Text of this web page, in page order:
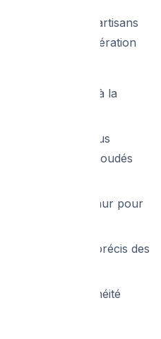
par nos artisans
est une opération
locales (ou à la
robinet (nous
les écrous sont soudés
casser).
de l'évier ou du mur pour
raccordement précis des
et test d'étanchéité